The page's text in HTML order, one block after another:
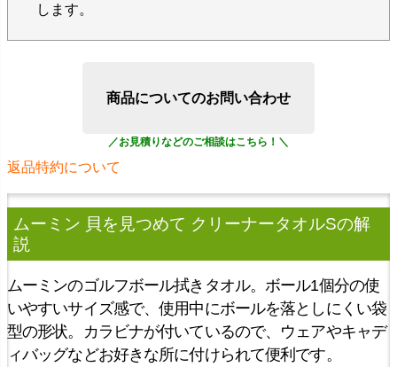
します。
商品についてのお問い合わせ
返品特約について
ムーミン 貝を見つめて クリーナータオルSの解
説
ムーミンのゴルフボール拭きタオル。ボール1個分の使
いやすいサイズ感で、使用中にボールを落としにくい袋
型の形状。カラビナが付いているので、ウェアやキャデ
ィバッグなどお好きな所に付けられて便利です。